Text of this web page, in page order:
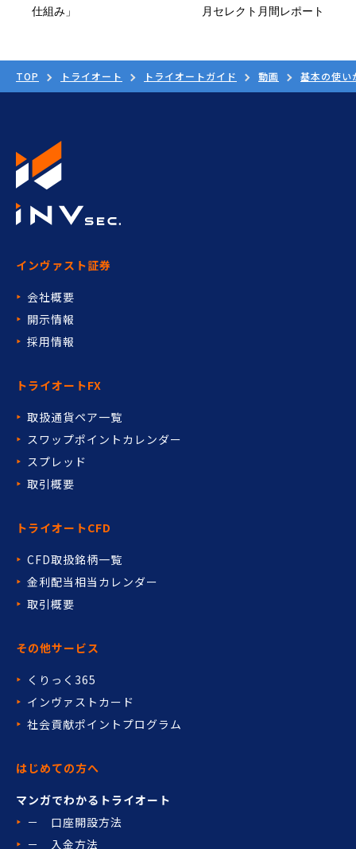
仕組み」
月セレクト月間レポート
TOP トライオート トライオートガイド 動画 基本の使い
インヴァスト証券
会社概要
開示情報
採用情報
その他サービス
くりっく365
インヴァストカード
社会貢献ポイントプログラム
トライオートFX
取扱通貨ペア一覧
スワップポイントカレンダー
スプレッド
取引概要
はじめての方へ
マンガでわかるトライオート
－ 口座開設方法
－ 入金方法
トライオートCFD
CFD取扱銘柄一覧
金利配当相当カレンダー
取引概要